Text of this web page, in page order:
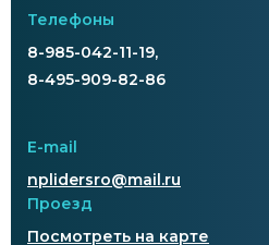
Телефоны
8-985-042-11-19,
8-495-909-82-86
E-mail
nplidersro@mail.ru
Проезд
Посмотреть на карте